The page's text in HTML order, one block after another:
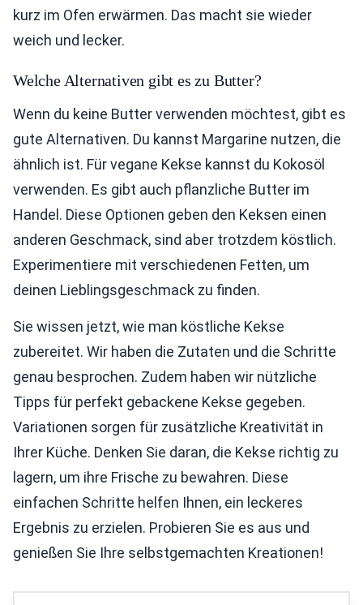
kurz im Ofen erwärmen. Das macht sie wieder
weich und lecker.
Welche Alternativen gibt es zu Butter?
Wenn du keine Butter verwenden möchtest, gibt es
gute Alternativen. Du kannst Margarine nutzen, die
ähnlich ist. Für vegane Kekse kannst du Kokosöl
verwenden. Es gibt auch pflanzliche Butter im
Handel. Diese Optionen geben den Keksen einen
anderen Geschmack, sind aber trotzdem köstlich.
Experimentiere mit verschiedenen Fetten, um
deinen Lieblingsgeschmack zu finden.
Sie wissen jetzt, wie man köstliche Kekse
zubereitet. Wir haben die Zutaten und die Schritte
genau besprochen. Zudem haben wir nützliche
Tipps für perfekt gebackene Kekse gegeben.
Variationen sorgen für zusätzliche Kreativität in
Ihrer Küche. Denken Sie daran, die Kekse richtig zu
lagern, um ihre Frische zu bewahren. Diese
einfachen Schritte helfen Ihnen, ein leckeres
Ergebnis zu erzielen. Probieren Sie es aus und
genießen Sie Ihre selbstgemachten Kreationen!